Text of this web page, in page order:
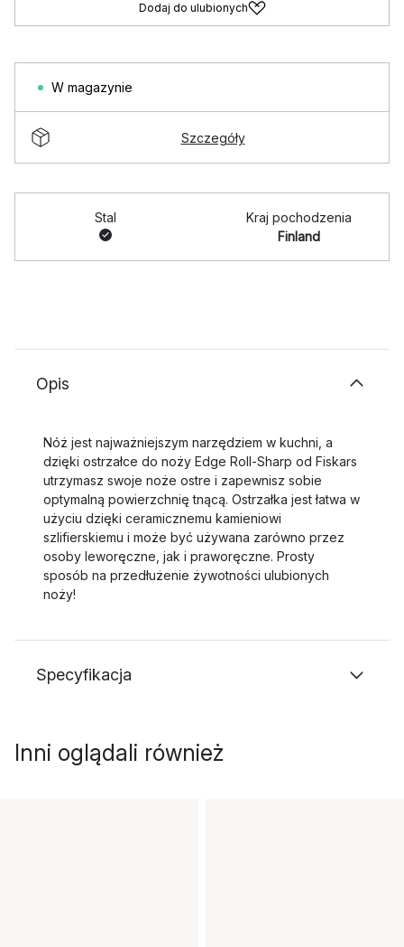
Dodaj do ulubionych
W magazynie
Szczegóły
Stal
Kraj pochodzenia
Finland
Opis
Nóż jest najważniejszym narzędziem w kuchni, a
dzięki ostrzałce do noży Edge Roll-Sharp od Fiskars
utrzymasz swoje noże ostre i zapewnisz sobie
optymalną powierzchnię tnącą. Ostrzałka jest łatwa w
użyciu dzięki ceramicznemu kamieniowi
szlifierskiemu i może być używana zarówno przez
osoby leworęczne, jak i praworęczne. Prosty
sposób na przedłużenie żywotności ulubionych
noży!
Specyfikacja
Inni oglądali również